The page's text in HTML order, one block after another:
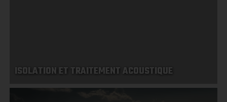
ISOLATION ET TRAITEMENT ACOUSTIQUE